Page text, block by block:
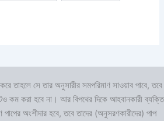
তাহলে সে তার অনুসারীর সমপরিমাণ সাওয়াব পাবে, তবে
কম করা হবে না। আর বিপথের দিকে আহবানকারী ব্যক্তি
পাপের অংশীদার হবে, তবে তাদের (অনুসরণকারীদের) পাপ